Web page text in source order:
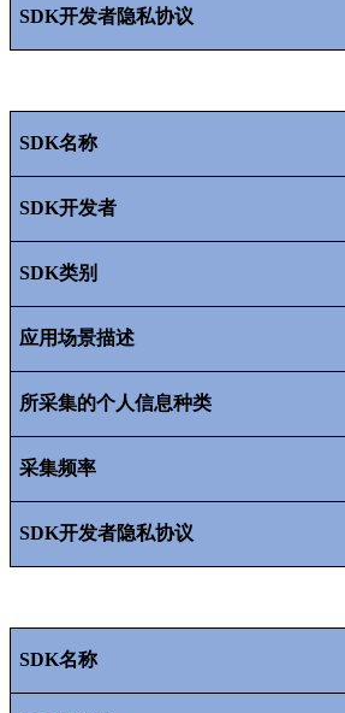
SDK开发者隐私协议
SDK名称
SDK开发者
SDK类别
应用场景描述
所采集的个人信息种类
采集频率
SDK开发者隐私协议
SDK名称